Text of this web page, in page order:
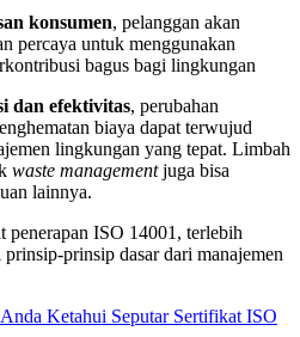
konsumen, pelanggan akan
percaya untuk menggunakan
bagus bagi lingkungan
dan efektivitas, perubahan
biaya dapat terwujud
lingkungan yang tepat. Limbah
waste managementjuga bisa
lainnya.
penerapan ISO 14001, terlebih
prinsip dasar dari manajemen
Ketahui Seputar Sertifikat ISO